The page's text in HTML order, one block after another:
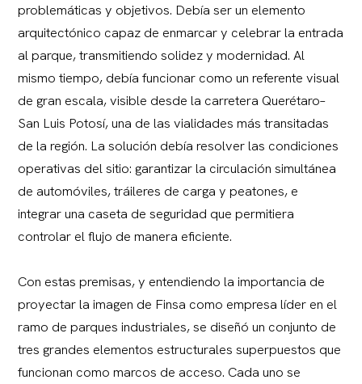
problemáticas y objetivos. Debía ser un elemento
arquitectónico capaz de enmarcar y celebrar la entrada
al parque, transmitiendo solidez y modernidad. Al
mismo tiempo, debía funcionar como un referente visual
de gran escala, visible desde la carretera Querétaro–
San Luis Potosí, una de las vialidades más transitadas
de la región. La solución debía resolver las condiciones
operativas del sitio: garantizar la circulación simultánea
de automóviles, tráileres de carga y peatones, e
integrar una caseta de seguridad que permitiera
controlar el flujo de manera eficiente.
Con estas premisas, y entendiendo la importancia de
proyectar la imagen de Finsa como empresa líder en el
ramo de parques industriales, se diseñó un conjunto de
tres grandes elementos estructurales superpuestos que
funcionan como marcos de acceso. Cada uno se